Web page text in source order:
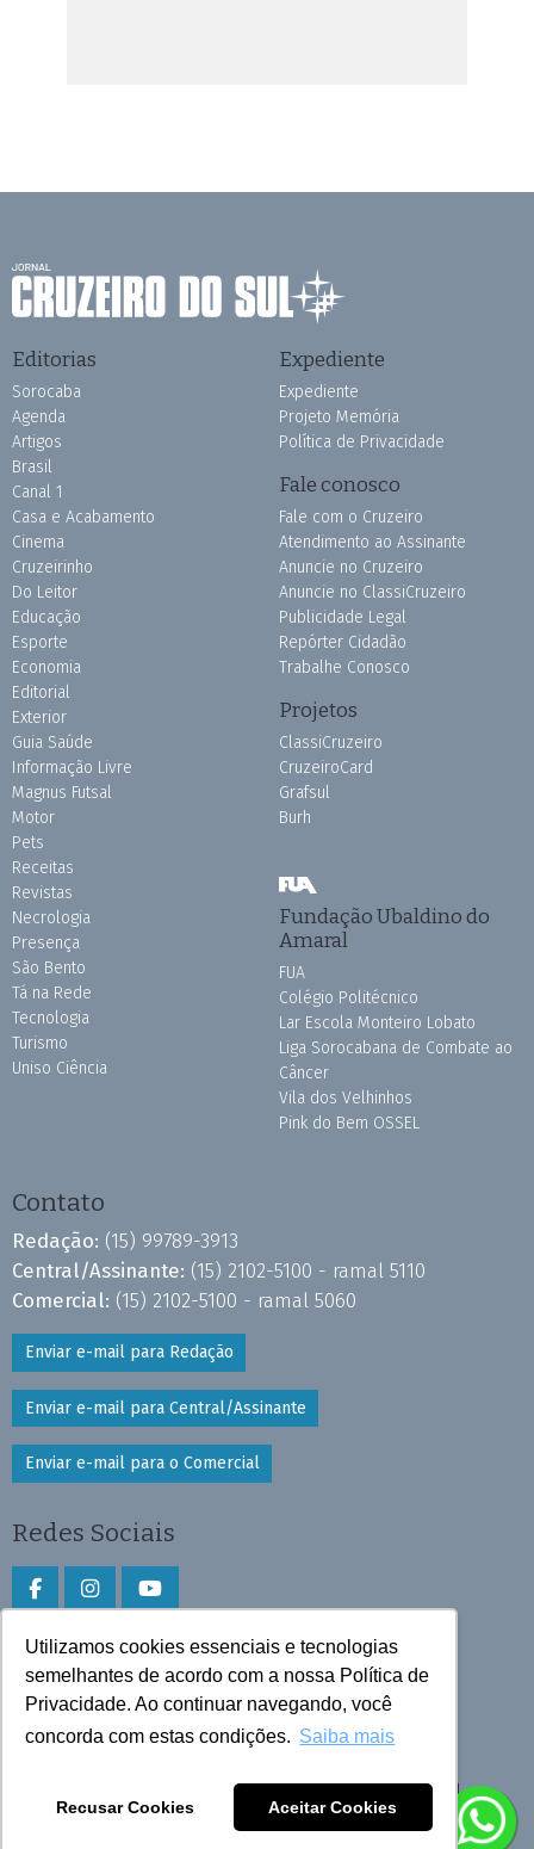
Utilizamos cookies essenciais e tecnologias
semelhantes de acordo com a nossa Política de
Privacidade. Ao continuar navegando, você
concorda com estas condições. Saiba mais
Recusar Cookies Aceitar Cookies
Editorias
Sorocaba
Agenda
Artigos
Brasil
Canal 1
Casa e Acabamento
Cinema
Cruzeirinho
Do Leitor
Educação
Esporte
Economia
Editorial
Exterior
Guia Saúde
Informação Livre
Magnus Futsal
Motor
Pets
Receitas
Revistas
Necrologia
Presença
São Bento
Tá na Rede
Tecnologia
Turismo
Uniso Ciência
Expediente
Expediente
Projeto Memória
Política de Privacidade
Fale conosco
Fale com o Cruzeiro
Atendimento ao Assinante
Anuncie no Cruzeiro
Anuncie no ClassiCruzeiro
Publicidade Legal
Repórter Cidadão
Trabalhe Conosco
Projetos
ClassiCruzeiro
CruzeiroCard
Grafsul
Burh
Fundação Ubaldino do
Amaral
FUA
Colégio Politécnico
Lar Escola Monteiro Lobato
Liga Sorocabana de Combate ao
Câncer
Vila dos Velhinhos
Pink do Bem OSSEL
Contato
Redação: (15) 99789-3913
Central/Assinante: (15) 2102-5100 - ramal 5110
Comercial: (15) 2102-5100 - ramal 5060
Enviar e-mail para Redação
Enviar e-mail para Central/Assinante
Enviar e-mail para o Comercial
Redes Sociais
Faça download do aplicativo
Play Store e App Store
Todos os direitos reservados © 2025 Cruzeiro do Sul